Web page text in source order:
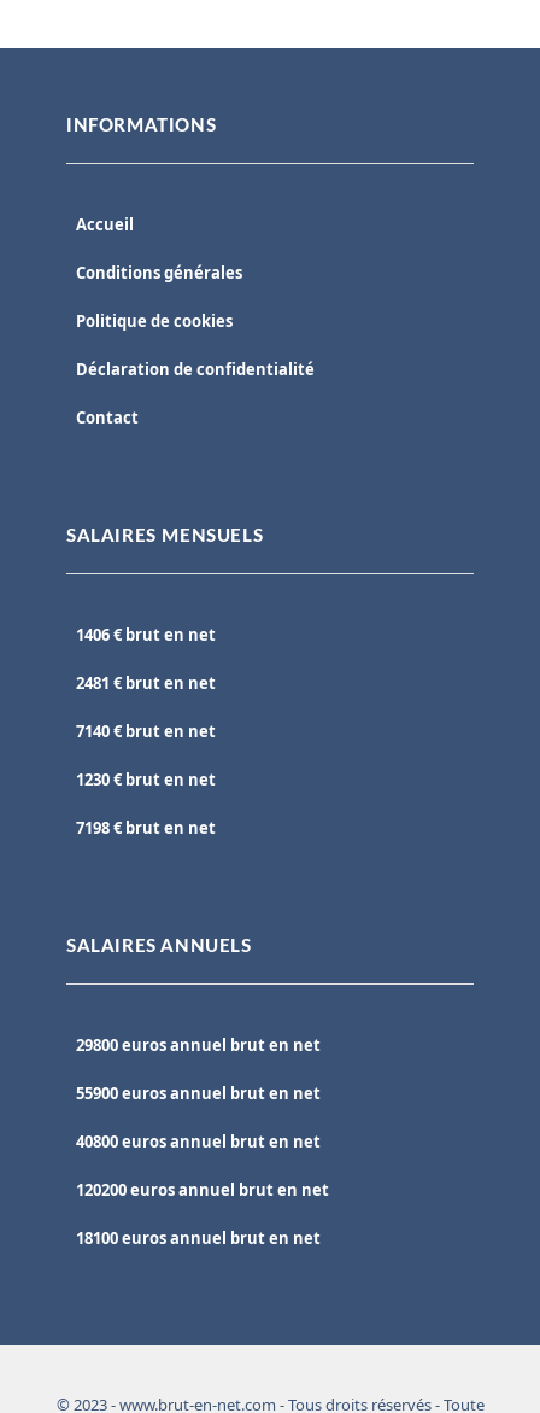
INFORMATIONS
Accueil
Conditions générales
Politique de cookies
Déclaration de confidentialité
Contact
SALAIRES MENSUELS
1406 € brut en net
2481 € brut en net
7140 € brut en net
1230 € brut en net
7198 € brut en net
SALAIRES ANNUELS
29800 euros annuel brut en net
55900 euros annuel brut en net
40800 euros annuel brut en net
120200 euros annuel brut en net
18100 euros annuel brut en net
© 2023 - www.brut-en-net.com - Tous droits réservés - Toute